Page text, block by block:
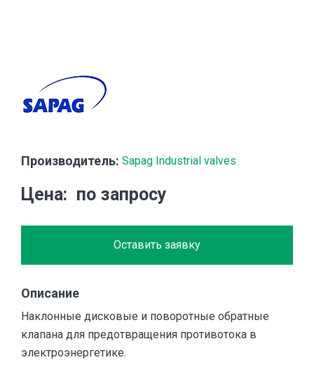
Производитель: Sapag Industrial valves
Цена по запросу
Оставить заявку
Описание
Наклонные дисковые и поворотные обратные
клапана для предотвращения противотока в
электроэнергетике.